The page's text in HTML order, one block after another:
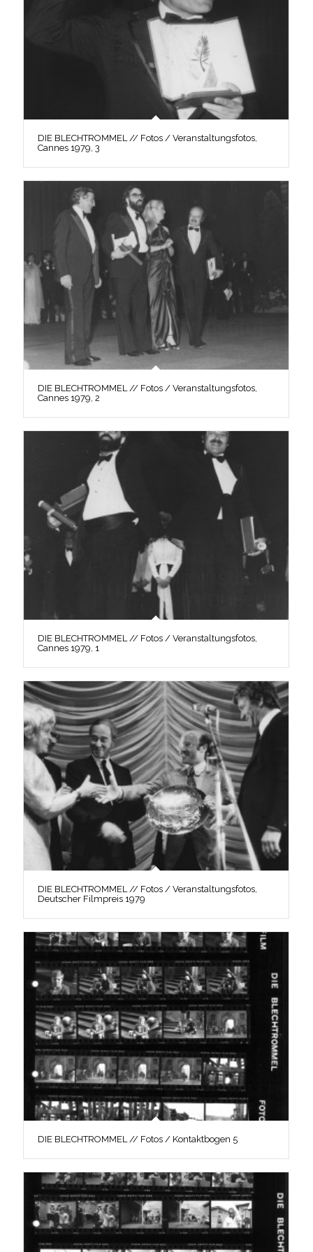
DIE BLECHTROMMEL // Fotos / Veranstaltungsfotos,
Cannes 1979, 3
DIE BLECHTROMMEL // Fotos / Veranstaltungsfotos,
Cannes 1979, 2
DIE BLECHTROMMEL // Fotos / Veranstaltungsfotos,
Cannes 1979, 1
DIE BLECHTROMMEL // Fotos / Veranstaltungsfotos,
Deutscher Filmpreis 1979
DIE BLECHTROMMEL // Fotos / Kontaktbogen 5